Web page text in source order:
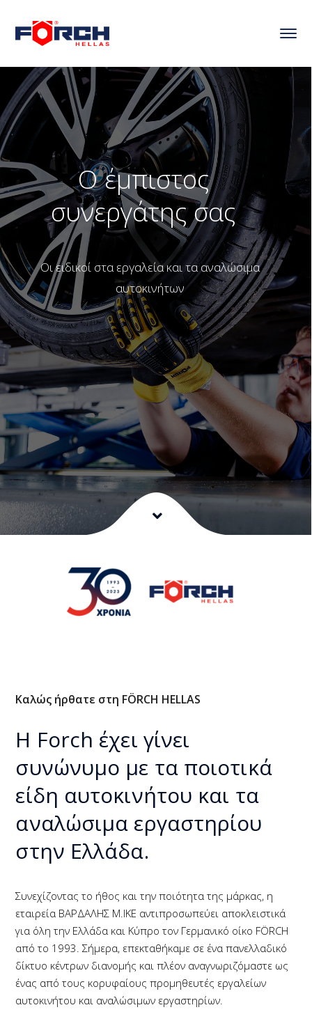
Ο έμπιστος
συνεργάτης σας
Οι ειδικοί στα εργαλεία και τα αναλώσιμα
αυτοκινήτων
Καλώς ήρθατε στη FÖRCH HELLAS
Η Forch έχει γίνει
συνώνυμο με τα ποιοτικά
είδη αυτοκινήτου και τα
αναλώσιμα εργαστηρίου
στην Ελλάδα.
Συνεχίζοντας το ήθος και την ποιότητα της μάρκας, η
εταιρεία ΒΑΡΔΑΛΗΣ Μ.ΙΚΕ αντιπροσωπεύει αποκλειστικά
για όλη την Ελλάδα και Κύπρο τον Γερμανικό οίκο FÖRCH
από το 1993. Σήμερα, επεκταθήκαμε σε ένα πανελλαδικό
δίκτυο κέντρων διανομής και πλέον αναγνωριζόμαστε ως
ένας από τους κορυφαίους προμηθευτές εργαλείων
αυτοκινήτου και αναλώσιμων εργαστηρίων.